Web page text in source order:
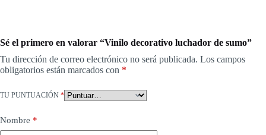
Sé el primero en valorar “Vinilo decorativo luchador de sumo”
Tu dirección de correo electrónico no será publicada. Los campos
obligatorios están marcados con *
TU PUNTUACIÓN *
Nombre *